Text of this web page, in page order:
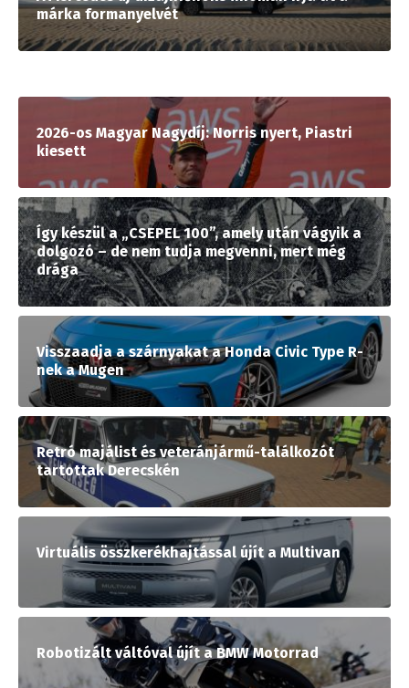
márka formanyelvét
2026-os Magyar Nagydíj: Norris nyert, Piastri
kiesett
Így készül a „CSEPEL 100”, amely után vágyik a
dolgozó – de nem tudja megvenni, mert még
drága
Visszaadja a szárnyakat a Honda Civic Type R-
nek a Mugen
Retró majálist és veteránjármű-találkozót
tartottak Derecskén
Virtuális összkerékhajtással újít a Multivan
Robotizált váltóval újít a BMW Motorrad